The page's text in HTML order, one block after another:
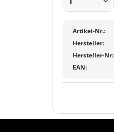
Artikel-Nr.:
Hersteller:
Hersteller-Nr:
EAN: